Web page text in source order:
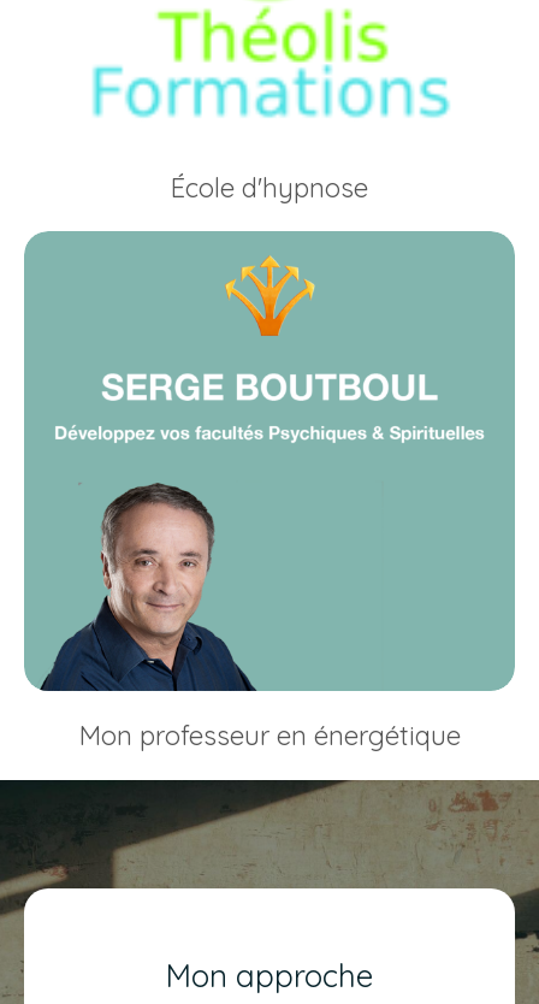
École d'hypnose
Mon professeur en énergétique
Mon approche